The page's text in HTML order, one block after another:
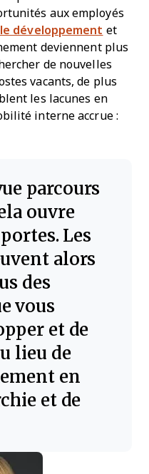
aux employés
développement et
deviennent plus
de nouvelles
vacants, de plus
les lacunes en
interne accrue :
parcours
ouvre
Les
alors
des
vous
et de
lieu de
en
et de